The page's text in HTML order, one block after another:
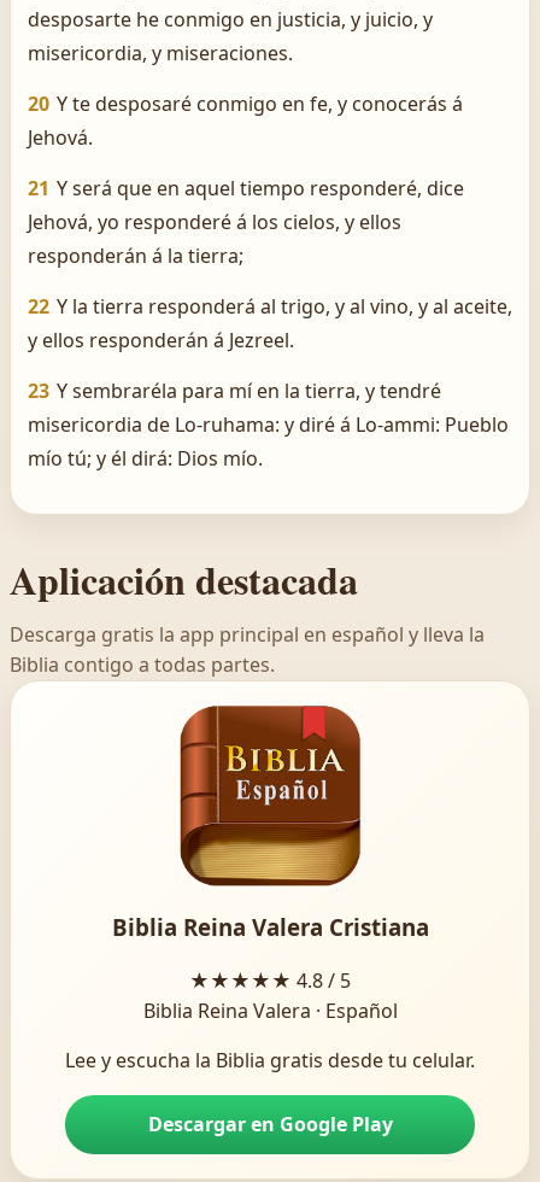
desposarte he conmigo en justicia, y juicio, y
misericordia, y miseraciones.
20 Y te desposaré conmigo en fe, y conocerás á
Jehová.
21 Y será que en aquel tiempo responderé, dice
Jehová, yo responderé á los cielos, y ellos
responderán á la tierra;
22 Y la tierra responderá al trigo, y al vino, y al aceite,
y ellos responderán á Jezreel.
23 Y sembraréla para mí en la tierra, y tendré
misericordia de Lo-ruhama: y diré á Lo-ammi: Pueblo
mío tú; y él dirá: Dios mío.
Aplicación destacada
Descarga gratis la app principal en español y lleva la
Biblia contigo a todas partes.
Biblia Reina Valera Cristiana
★★★★★ 4.8 / 5
Biblia Reina Valera · Español
Lee y escucha la Biblia gratis desde tu celular.
Descargar en Google Play